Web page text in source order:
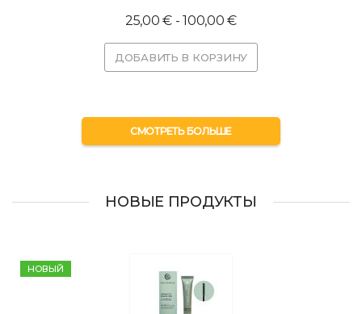
25,00 € - 100,00 €
ДОБАВИТЬ В КОРЗИНУ
СМОТРЕТЬ БОЛЬШЕ
HОВЫЕ ПРОДУКТЫ
HОВЫЙ